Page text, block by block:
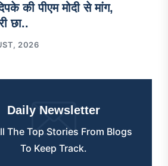
की पीएम मोदी से मांग,
छा..
2026
Daily Newsletter
The Top Stories From Blogs
To Keep Track.